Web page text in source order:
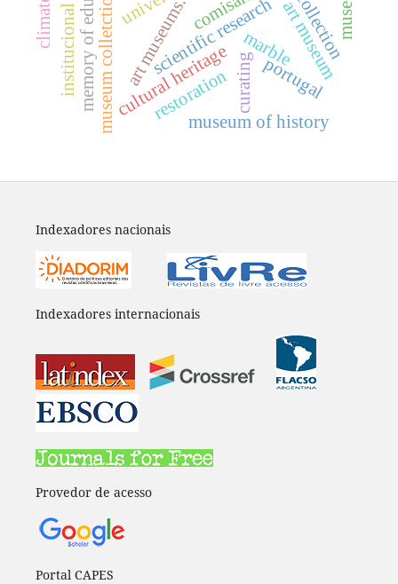
curating
art museums. marble
cultural heritage portugal
museum of history
scientific research
museum colletction restoration
art museum
Indexadores nacionais
Indexadores internacionais
Provedor de acesso
Portal CAPES